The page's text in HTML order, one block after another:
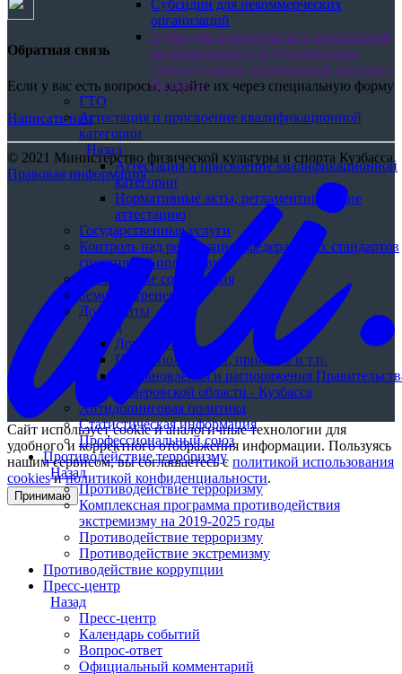
Субсидии для некоммерческих
организаций
Субсидии некомерческих организаций,
не являющимся государственным
учереждениями Кемеровской облатси -
Кузбасса
ГТО
Аттестация и присвоение квалификационной
категории
Назад
Аттестация и присвоение квалификационной
категории
Нормативные акты, регламентирующие
аттестацию
Государственные услуги
Контроль над реализацией федеральных стандартов
спортивной подготовки
Спортивные сооружения
Земский тренер
Документы
Назад
Документы
Поиск положений, приказов и т.п.
Постановления и распоряжения
Кемеровской области - Кузбасса
Антидопинговая политика
Статистическая информация
Профессиональный союз
Противодействие терроризму
Назад
Противодействие терроризму
Комплексная программа противодействия
экстремизму на 2019-2025 годы
Противодействие терроризму
Противодействие экстремизму
Противодействие коррупции
Пресс-центр
Назад
Пресс-центр
Календарь событий
Вопрос-ответ
Официальный комментарий
Обратная связь
Если у вас есть вопросы, задайте их через специальную форму
Написать нам
© 2021 Министерство физической культуры и спорта Кузбасса
Правовая информация
Сайт использует cookie и аналогичные технологии для
удобного и корректного отображения информации. Пользуясь
нашим сервисом, вы соглашаетесь с политикой использования
cookiesиполитикой конфиденциальности.
Принимаю